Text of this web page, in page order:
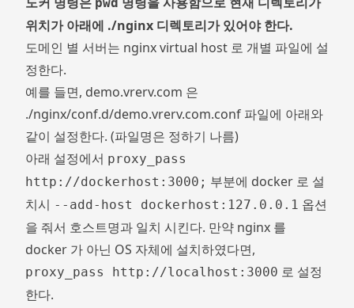
위치가 아래에 ./nginx 디렉토리가 있어야 한다.
도메인 별 서버는 nginx virtual host 로 개별 파일에 설
정한다.
예를 들면, demo.vrerv.com 은
./nginx/conf.d/demo.vrerv.com.conf 파일에 아래와
같이 설정한다. (파일명은 정하기 나름)
아래 설정에서 proxy_pass
http://dockerhost:3000; 부분에 docker 로 설
치시 --add-host dockerhost:127.0.0.1 옵션
을 줘서 호스트명과 일치 시킨다. 만약 nginx 를
docker 가 아닌 OS 자체에 설치하였다면,
proxy_pass http://localhost:3000 로 설정
한다.